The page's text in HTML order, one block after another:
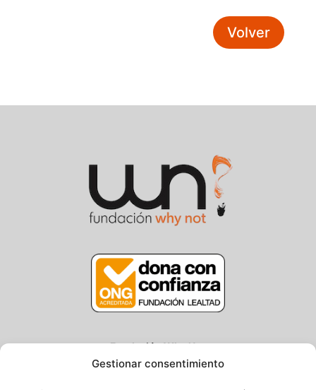
Gestionar consentimiento
Volver
Fundación Why Not
Centro/Txoko: Particular de Ategorrieta 3, Gros